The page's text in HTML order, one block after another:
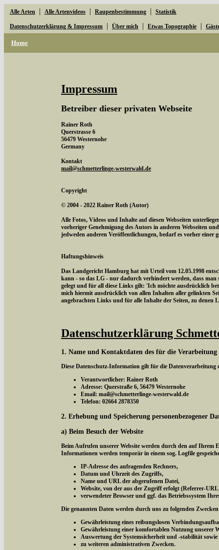
Alle Arten | Alle Artenvideos | Raupenbestimmung | Statistik
Datenschutzerklärung & Impressum | Über mich | Etwas Topographie |
Home
Impressum
Betreiber dieser privaten Webseite
Rainer Roth
Querstrasse 6
56479 Westernohe
Germany
Kontakt
mail@schmetterlinge-westerwald.de
Copyright
© 2004 - 2022 Rainer Roth (Autor)
Alle Fotos, Videos und Inhalte auf diesen Webseiten
vorheriger Genehmigung des Autors in anderen Webseiten
jedweden anderen Veröffentlichungen, bedarf es vorher einer
Haftungshinweis
Das Landgericht Hamburg hat mit Urteil vom 12.05.1998
kann - so das LG - nur dadurch verhindert werden, dass
gelegt und für all diese Links gilt: 'Ich möchte ausdrücklich
mich hiermit ausdrücklich von allen Inhalten aller gelinkten
angebrachten Links und für alle Inhalte der Seiten, zu denen
Datenschutzerklärung
1. Name und Kontaktdaten des für die
Diese Datenschutz-Information gilt für die Datenverarbeitung
Verantwortlicher: Rainer Roth
Adresse: Querstraße 6, 56479 Westernohe
Email: mail@schmetterlinge-westerwald.de
Telefon: 02664 2878350
2. Erhebung und Speicherung personenbezogener
a) Beim Besuch der Website
Beim Aufrufen unserer Website werden durch den auf Ihrem
Informationen werden temporär in einem sog. Logfile
IP-Adresse des anfragenden Rechners,
Datum und Uhrzeit des Zugriffs,
Name und URL der abgerufenen Datei,
Website, von der aus der Zugriff erfolgt (Referrer-
verwendeter Browser und ggf. das Betriebssystem
Die genannten Daten werden durch uns zu folgenden
Gewährleistung eines reibungslosen
Gewährleistung einer komfortablen Nutzung unserer
Auswertung der Systemsicherheit und -stabilität sowie
zu weiteren administrativen Zwecken.